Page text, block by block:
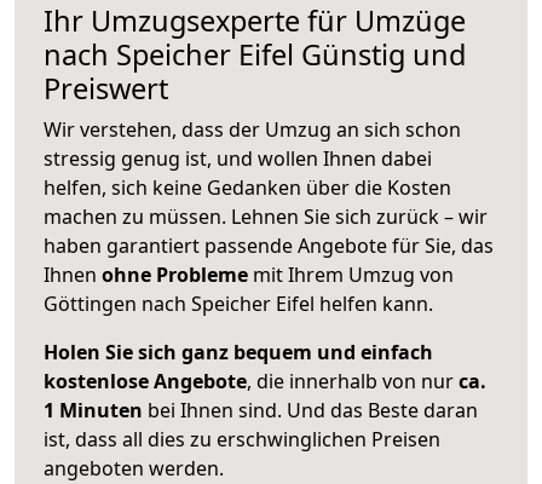
Ihr Umzugsexperte für Umzüge
nach Speicher Eifel Günstig und
Preiswert
Wir verstehen, dass der Umzug an sich schon
stressig genug ist, und wollen Ihnen dabei
helfen, sich keine Gedanken über die Kosten
machen zu müssen. Lehnen Sie sich zurück – wir
haben garantiert passende Angebote für Sie, das
Ihnen ohne Probleme mit Ihrem Umzug von
Göttingen nach Speicher Eifel helfen kann.
Holen Sie sich ganz bequem und einfach
kostenlose Angebote, die innerhalb von nurca.
1 Minuten bei Ihnen sind. Und das Beste daran
ist, dass all dies zu erschwinglichen Preisen
angeboten werden.